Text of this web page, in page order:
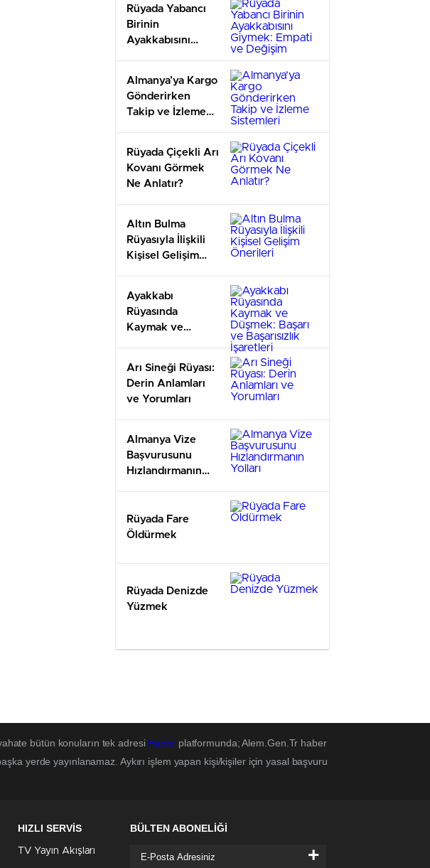
Rüyada Yabancı
Birinin
Ayakkabısını
Almanya’ya Kargo
Gönderirken
Takip ve İzleme
Rüyada Çiçekli Arı
Kovanı Görmek
Ne Anlatır?
Altın Bulma
Rüyasıyla İlişkili
Kişisel Gelişim
Ayakkabı
Rüyasında
Kaymak ve
İşaretleri
Arı Sineği Rüyası:
Derin Anlamları
ve Yorumları
Almanya Vize
Başvurusunu
Hızlandırmanın
Rüyada Fare
Öldürmek
Rüyada Denizde
Yüzmek
bütün konuların tek adresi Haberplatformunda; Alem.Gen.Tr haber
yerde yayınlanamaz. Aykırı işlem yapan kişi/kişiler için yasal başvuru
HIZLI SERVİS
TV Yayın Akışları
BÜLTEN ABONELİĞİ
+